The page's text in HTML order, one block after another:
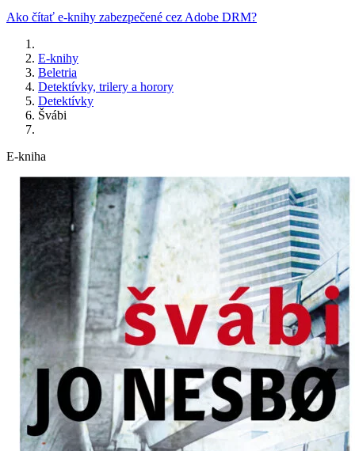
Ako čítať e-knihy zabezpečené cez Adobe DRM?
E-knihy
Beletria
Detektívky, trilery a horory
Detektívky
Švábi
E-kniha